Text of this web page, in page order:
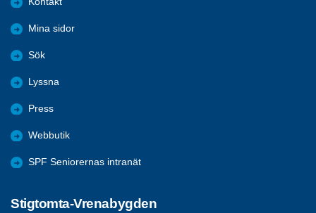
Mina sidor
Sök
Lyssna
Press
Webbutik
SPF Seniorernas intranät
Stigtomta-Vrenabygden